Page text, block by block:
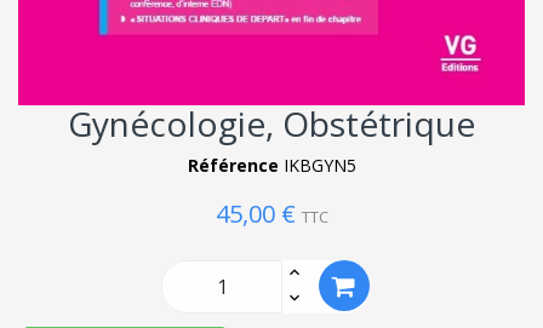
Gynécologie, Obstétrique
Référence IKBGYN5
45,00 € TTC